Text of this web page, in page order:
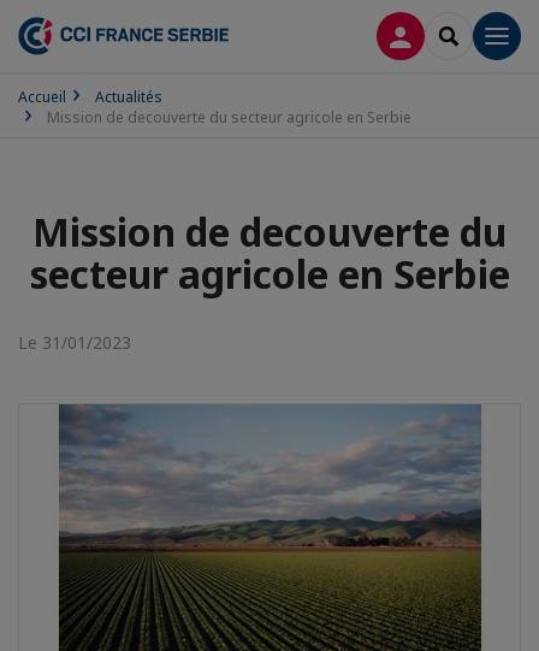
CONNEXION
Accueil
Actualités
Mission de decouverte du secteur agricole en Serbie
Mission de decouverte du
secteur agricole en Serbie
Le 31/01/2023